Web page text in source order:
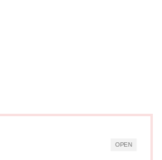
OPEN